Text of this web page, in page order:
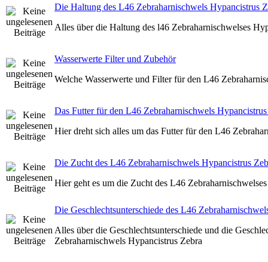
Die Haltung des L46 Zebraharnischwels Hypancistrus
Alles über die Haltung des l46 Zebraharnischwelses
Wasserwerte Filter und Zubehör
Welche Wasserwerte und Filter für den L46
Das Futter für den L46 Zebraharnischwels
Hier dreht sich alles um das Futter für den L46
Die Zucht des L46 Zebraharnischwels Hypancistrus
Hier geht es um die Zucht des L46
Die Geschlechtsunterschiede des L46
Alles über die Geschlechtsunterschiede und die
Zebraharnischwels Hypancistrus Zebra